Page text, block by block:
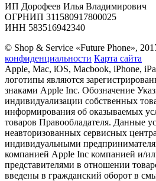
ИП Дорофеев Илья Владимирович
ОГРНИП 311580917800025
ИНН 583516942340
© Shop & Service «Future Phone»,
конфиденциальности Карта сайта
Apple, Mac, iOS, Macbook, iPhone,
логотипы являются
знаками Apple Inc. Обозначение
индивидуализации собственных
информирования об оказываемых
товаров Правообладателя. Данные
неавторизованных сервисных
индивидуальными
компанией Apple Inc компанией и/
представителями в отношении
введены в гражданский оборот в